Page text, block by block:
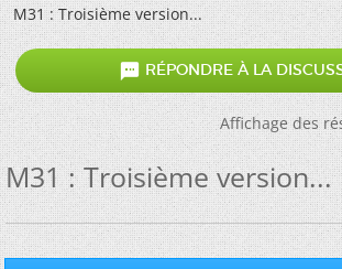
M31 : Troisième version...
 RÉPONDRE À LA
Affichage des
M31 : Troisième version...